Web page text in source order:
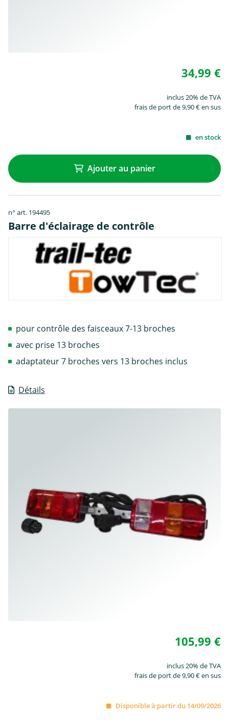
34,99 €
inclus 20% de TVA
frais de port de 9,90 € en sus
en stock
Ajouter au panier
n° art. 194495
Barre d'éclairage de contrôle
Détails
pour contrôle des faisceaux 7-13 broches
avec prise 13 broches
adaptateur 7 broches vers 13 broches inclus
105,99 €
inclus 20% de TVA
frais de port de 9,90 € en sus
Disponible à partir du 14/09/2026